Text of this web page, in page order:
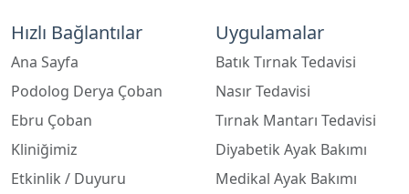
Hızlı Bağlantılar
Ana Sayfa
Podolog Derya Çoban
Ebru Çoban
Kliniğimiz
Etkinlik / Duyuru
Uygulamalar
Batık Tırnak Tedavisi
Nasır Tedavisi
Tırnak Mantarı Tedavisi
Diyabetik Ayak Bakımı
Medikal Ayak Bakımı